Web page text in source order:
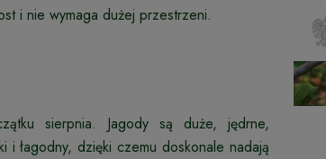
i nie wymaga dużej przestrzeni.
sierpnia. Jagody są duże, jędrne,
i łagodny, dzięki czemu doskonale nadają